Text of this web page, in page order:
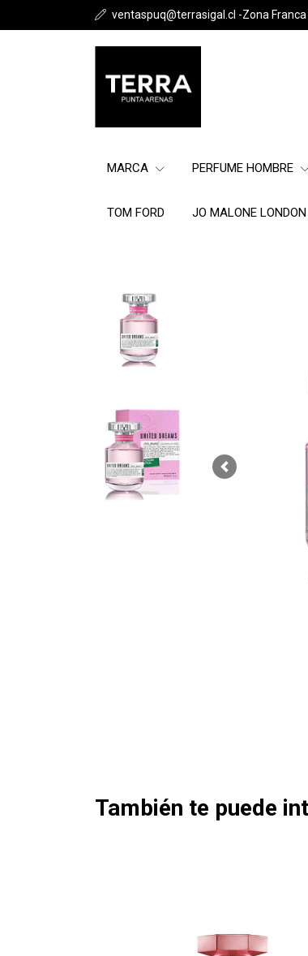
ventaspuq@terrasigal.cl -Zona
MARCA PERFUME HOMBRE
TOM FORD JO MALONE LONDON
Previous
También te puede